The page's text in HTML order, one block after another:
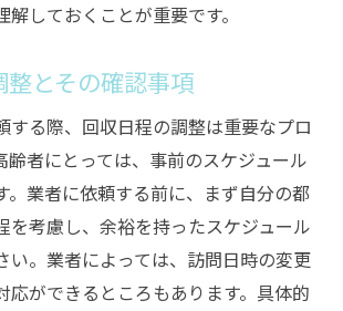
しておくことが重要です。
整とその確認事項
する際、回収日程の調整は重要なプロ
齢者にとっては、事前のスケジュール
。業者に依頼する前に、まず自分の都
を考慮し、余裕を持ったスケジュール
い。業者によっては、訪問日時の変更
応ができるところもあります。具体的